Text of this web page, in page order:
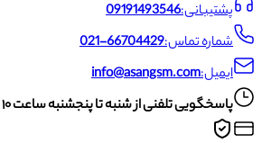
پشتیبانی:09191493546
شماره تماس:021-66704429
ایمیل:info@asangsm.com
پاسخگویی تلفنی از شنبه تا پنجشنبه ساعت ۱۰ الی ۱۹